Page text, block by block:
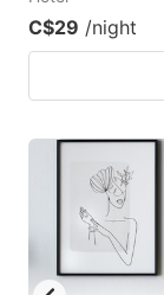
C$29 /night